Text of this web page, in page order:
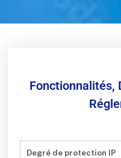
Fonctionnalités,
Degré de protection IP